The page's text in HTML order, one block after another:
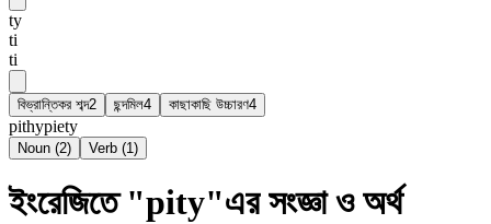
ty
ti
ti
বিভ্রান্তিকর শব্দ2 ছন্দমিল4 কাছাকাছি উচ্চারণ4
pithypiety
Noun (2) Verb (1)
ইংরেজিতে "pity"এর সংজ্ঞা ও অর্থ